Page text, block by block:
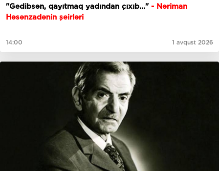
"Gedibsәn, qayıtmaq yadından çıxıb..." - Nəriman
Həsənzadənin şeirləri
14:00 1 avqust 2026